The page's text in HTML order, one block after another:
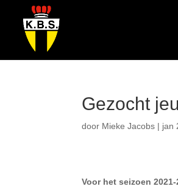
Gezocht
door Mieke Jacobs | jan
Voor het seizoen